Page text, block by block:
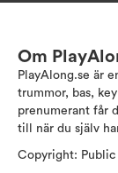
Om
PlayAlong.se är
trummor, bas,
prenumerant får
till när du själv
Copyright: Public